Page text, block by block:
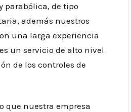
parabólica, de tipo
además nuestros
una larga experiencia
un servicio de alto nivel
de los controles de
que nuestra empresa